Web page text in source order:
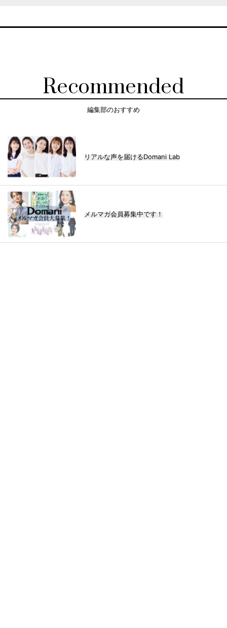
Recommended
編集部のおすすめ
リアルな声を届けるDomani Lab
メルマガ会員募集中です！